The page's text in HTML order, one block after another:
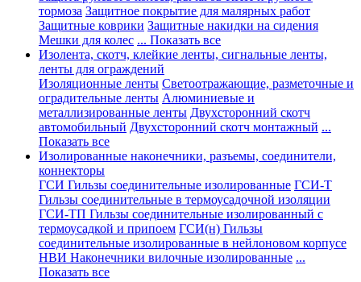
тормоза Защитное покрытие для малярных работ
Защитные коврики Защитные накидки на сидения
Мешки для колес ... Показать все
Изолента, скотч, клейкие ленты, сигнальные ленты,
ленты для ограждений
Изоляционные ленты Светоотражающие, разметочные и
оградительные ленты Алюминиевые и
металлизированные ленты Двухсторонний скотч
автомобильный Двухсторонний скотч монтажный ...
Показать все
Изолированные наконечники, разъемы, соединители,
коннекторы
ГСИ Гильзы соединительные изолированные ГСИ-Т
Гильзы соединительные в термоусадочной изоляции
ГСИ-ТП Гильзы соединительные изолированный с
термоусадкой и припоем ГСИ(н) Гильзы
соединительные изолированные в нейлоновом корпусе
НВИ Наконечники вилочные изолированные ...
Показать все